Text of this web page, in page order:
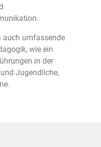
auch umfassende
wie ein
in der
Jugendliche,